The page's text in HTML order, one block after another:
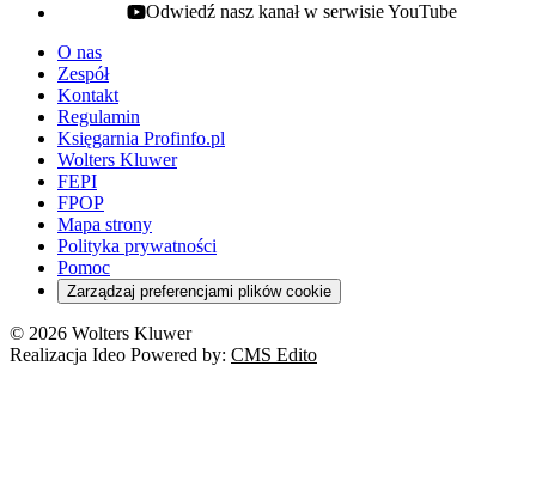
youtube - otwiera się w nowej karcie
Odwiedź nasz kanał w serwisie YouTube
O nas
Zespół
Kontakt
Regulamin
Księgarnia Profinfo.pl
Wolters Kluwer
FEPI
FPOP
Mapa strony
Polityka prywatności
Pomoc
Zarządzaj preferencjami plików cookie
© 2026 Wolters Kluwer
Realizacja Ideo Powered by: CMS Edito